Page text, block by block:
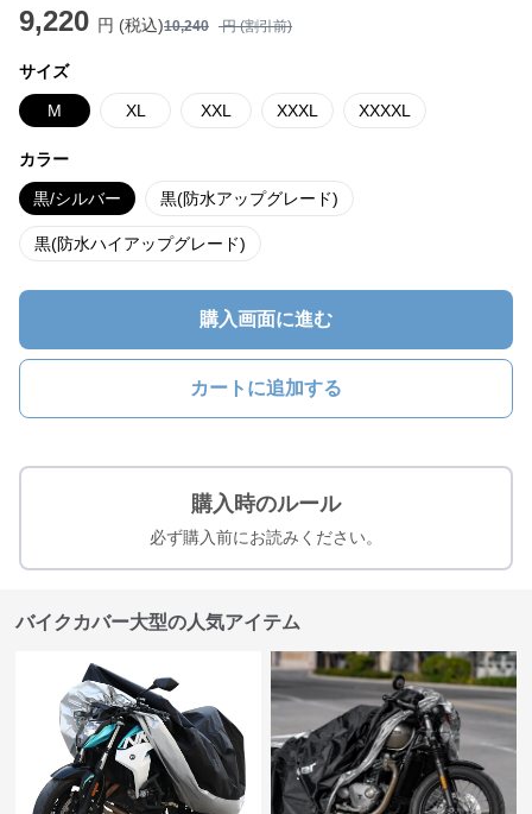
9,220 円 (税込)10,240 円 (割引前)
サイズ
M XL XXL XXXL XXXXL
カラー
黒/シルバー 黒(防水アップグレード)
黒(防水ハイアップグレード)
購入画面に進む
カートに追加する
購入時のルール
必ず購入前にお読みください。
バイクカバー大型の人気アイテム